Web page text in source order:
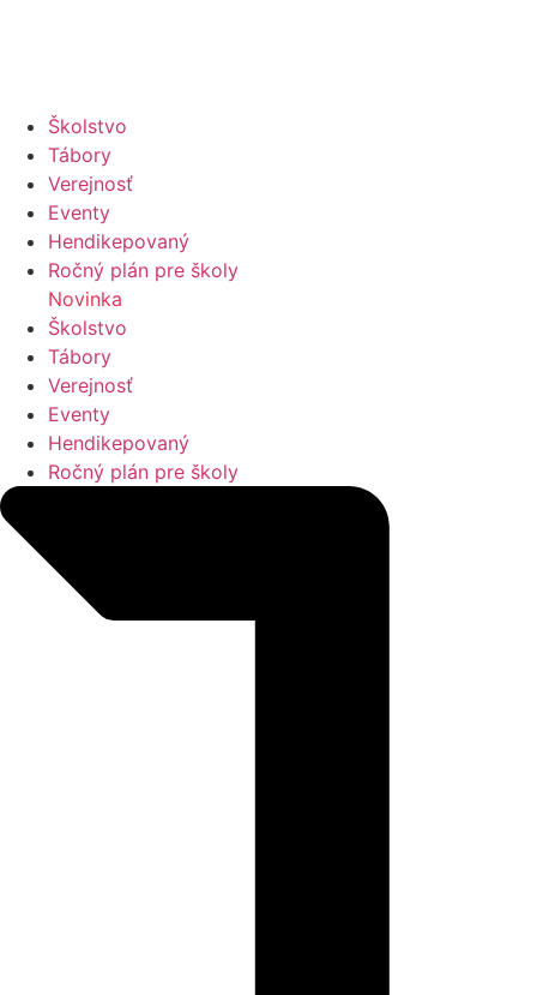
Školstvo
Tábory
Verejnosť
Eventy
Hendikepovaný
Ročný plán pre školy
Novinka
Školstvo
Tábory
Verejnosť
Eventy
Hendikepovaný
Ročný plán pre školy